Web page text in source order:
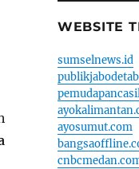
WEBSITE
sumselnews.id
ayosumut.com